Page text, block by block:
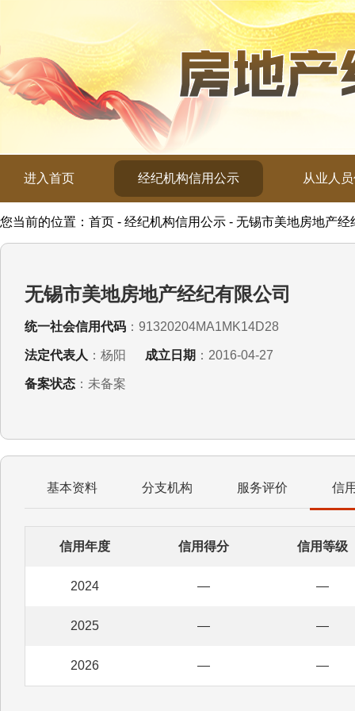
进入首页 经纪机构信用公示 从业人
您当前的位置：首页 - 经纪机构信用公示 - 无锡市美地房地产经
无锡市美地房地产经纪有限公司
统一社会信用代码 ：91320204MA1MK14D28
法定代表人 ：杨阳 成立日期 ：2016-04-27
备案状态 ：未备案
基本资料 分支机构 服务评价 信
信用年度 信用得分 信用等级
2024 — —
2025 — —
2026 — —